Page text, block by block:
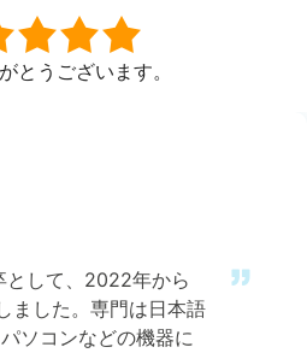
とうございます。
して、2022年から
ました。専門は日本語
ソコンなどの機器に